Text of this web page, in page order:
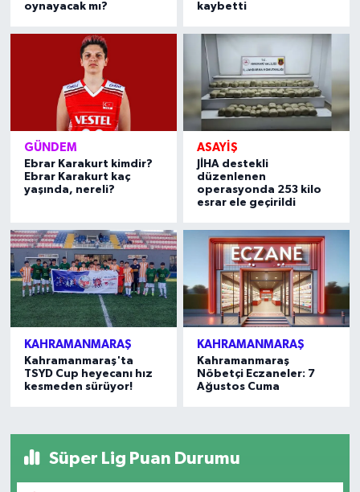
oynayacak mı?
kaybetti
GÜNDEM
Ebrar Karakurt kimdir?
Ebrar Karakurt kaç
yaşında, nereli?
ASAYIŞ
JİHA destekli
düzenlenen
operasyonda 253 kilo
esrar ele geçirildi
KAHRAMANMARAŞ
Kahramanmaraş'ta
TSYD Cup heyecanı hız
kesmeden sürüyor!
KAHRAMANMARAŞ
Kahramanmaraş
Nöbetçi Eczaneler: 7
Ağustos Cuma
Süper Lig Puan Durumu